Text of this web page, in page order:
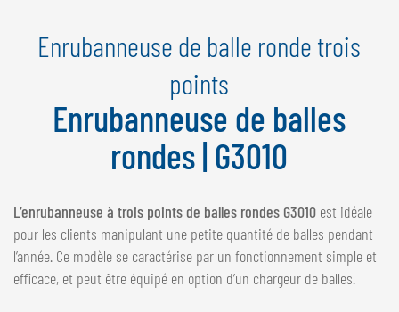
FRANÇAIS
SUISSE
FRANÇAIS
Enrubanneuse de balle ronde trois
points
Enrubanneuse de balles
rondes | G3010
L’enrubanneuse à trois points de balles rondes G3010 est idéale
pour les clients manipulant une petite quantité de balles pendant
l’année. Ce modèle se caractérise par un fonctionnement simple et
efficace, et peut être équipé en option d’un chargeur de balles.